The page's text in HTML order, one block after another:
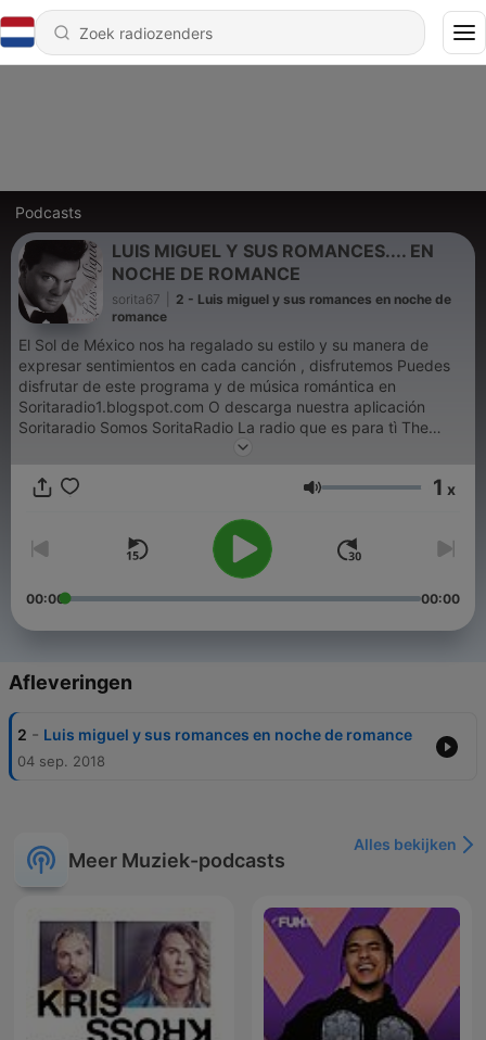
Podcasts
LUIS MIGUEL Y SUS ROMANCES.... EN
NOCHE DE ROMANCE
sorita67
2 - Luis miguel y sus romances en noche de
romance
El Sol de México nos ha regalado su estilo y su manera de
expresar sentimientos en cada canción , disfrutemos Puedes
disfrutar de este programa y de música romántica en
Soritaradio1.blogspot.com O descarga nuestra aplicación
Soritaradio Somos SoritaRadio La radio que es para tì The
Volume 1 x
00:00 00:00
Afleveringen
2 - Luis miguel y sus romances en noche de romance
04 sep. 2018
Meer Muziek-podcasts
Alles bekijken